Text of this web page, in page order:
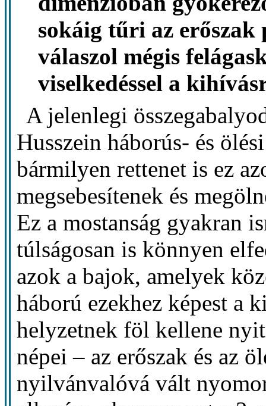
sokáig tűri az erőszak
válaszol mégis
viselkedéssel a
A jelenlegi
Husszein háborús- és
bármilyen rettenet is ez
megsebesítenek és
Ez a mostanság gyakran
túlságosan is könnyen
azok a bajok, amelyek
háború ezekhez képest a
helyzetnek föl kellene
népei – az erőszak és az
nyilvánvalóvá vált